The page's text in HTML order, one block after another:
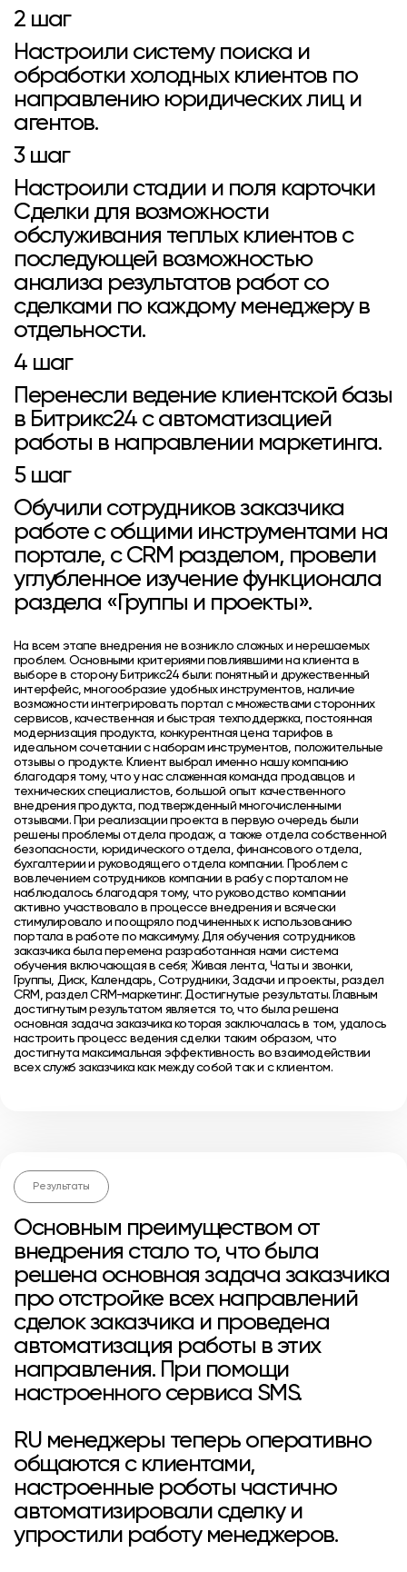
2 шаг
Настроили систему поиска и
обработки холодных клиентов по
направлению юридических лиц и
агентов.
3 шаг
Настроили стадии и поля карточки
Сделки для возможности
обслуживания теплых клиентов с
последующей возможностью
анализа результатов работ со
сделками по каждому менеджеру в
отдельности.
4 шаг
Перенесли ведение клиентской базы
в Битрикс24 с автоматизацией
работы в направлении маркетинга.
5 шаг
Обучили сотрудников заказчика
работе с общими инструментами на
портале, с CRM разделом, провели
углубленное изучение функционала
раздела «Группы и проекты».
На всем этапе внедрения не возникло сложных и нерешаемых
проблем. Основными критериями повлиявшими на клиента в
выборе в сторону Битрикс24 были: понятный и дружественный
интерфейс, многообразие удобных инструментов, наличие
возможности интегрировать портал с множествами сторонних
сервисов, качественная и быстрая техподдержка, постоянная
модернизация продукта, конкурентная цена тарифов в
идеальном сочетании с наборам инструментов, положительные
отзывы о продукте. Клиент выбрал именно нашу компанию
благодаря тому, что у нас слаженная команда продавцов и
технических специалистов, большой опыт качественного
внедрения продукта, подтвержденный многочисленными
отзывами. При реализации проекта в первую очередь были
решены проблемы отдела продаж, а также отдела собственной
безопасности, юридического отдела, финансового отдела,
бухгалтерии и руководящего отдела компании. Проблем с
вовлечением сотрудников компании в рабу с порталом не
наблюдалось благодаря тому, что руководство компании
активно участвовало в процессе внедрения и всячески
стимулировало и поощряло подчиненных к использованию
портала в работе по максимуму. Для обучения сотрудников
заказчика была перемена разработанная нами система
обучения включающая в себя; Живая лента, Чаты и звонки,
Группы, Диск, Календарь, Сотрудники, Задачи и проекты, раздел
CRM, раздел CRM-маркетинг. Достигнутые результаты. Главным
достигнутым результатом является то, что была решена
основная задача заказчика которая заключалась в том, удалось
настроить процесс ведения сделки таким образом, что
достигнута максимальная эффективность во взаимодействии
всех служб заказчика как между собой так и с клиентом.
Результаты
Основным преимуществом от
внедрения стало то, что была
решена основная задача заказчика
про отстройке всех направлений
сделок заказчика и проведена
автоматизация работы в этих
направления. При помощи
настроенного сервиса SMS.
RU менеджеры теперь оперативно
общаются с клиентами,
настроенные роботы частично
автоматизировали сделку и
упростили работу менеджеров.